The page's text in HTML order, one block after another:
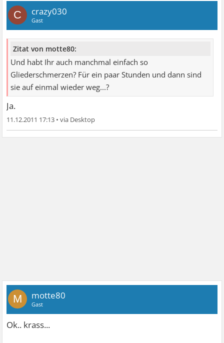
C crazy030
Gast
Zitat von motte80:
Und habt Ihr auch manchmal einfach so
Gliederschmerzen? Für ein paar Stunden und dann sind
sie auf einmal wieder weg...?
Ja.
11.12.2011 17:13 •
M motte80
Gast
Ok.. krass...